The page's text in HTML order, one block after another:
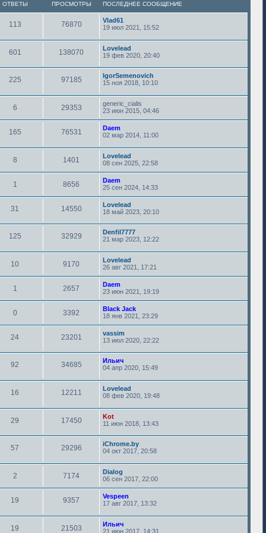
ОТВЕТЫ ПРОСМОТРЫ ПОСЛЕДНЕЕ СООБЩЕНИЕ
113 76870
Vlad61
19 июл 2021, 15:52
601 138070
Lovelead
19 фев 2020, 20:40
225 97185
IgorSemenovich
15 ноя 2018, 10:10
6 29353
generic_cialis
23 июн 2015, 04:46
165 76531
Daem
02 мар 2014, 11:00
8 1401
Lovelead
08 сен 2025, 22:58
1 8656
Daem
25 сен 2024, 14:33
31 14550
Lovelead
18 май 2023, 20:10
125 32929
Denfil7777
21 мар 2023, 12:22
10 9170
Lovelead
26 авг 2021, 17:21
1 2657
Daem
23 июн 2021, 19:19
0 3392
Black Jack
18 янв 2021, 23:29
24 23201
vassim
13 июл 2020, 22:22
92 34685
Ильич
04 апр 2020, 15:49
16 12211
Lovelead
08 фев 2020, 19:48
29 17450
Kot
11 июн 2018, 13:43
57 29296
iChrome.by
04 окт 2017, 20:58
2 7174
Dialog
06 сен 2017, 22:00
19 9357
Vespeen
17 авг 2017, 13:32
19 21503
Ильич
21 июн 2017, 14:31